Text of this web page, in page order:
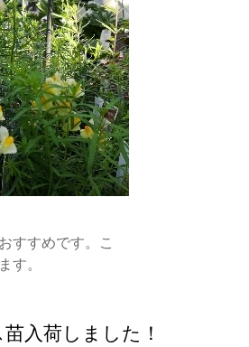
すすめです。こ
す。
入荷しました！